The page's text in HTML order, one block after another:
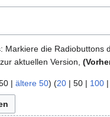
Markiere die
aktuellen Version,
| ältere 50) (20 | 50 | 100 |